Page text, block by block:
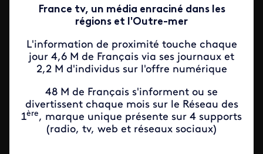
France tv, un média enraciné dans les
régions et l'Outre-mer
L'information de proximité touche chaque
jour 4,6 M de Français via ses journaux et
2,2 M d'individus sur l'offre numérique
48 M de Français s'informent ou se
divertissent chaque mois sur le Réseau des
1ère, marque unique présente sur 4 supports
(radio, tv, web et réseaux sociaux)